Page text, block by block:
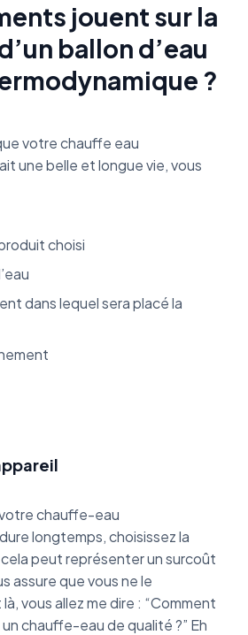
jouent sur la
ballon d’eau
?
votre chauffe eau
une belle et longue vie, vous
choisi
dans lequel sera placé la
chauffe-eau
longtemps, choisissez la
peut représenter un surcoût
assure que vous ne le
vous allez me dire : “Comment
chauffe-eau de qualité ?” Eh